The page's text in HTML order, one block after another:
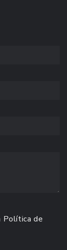
Política de